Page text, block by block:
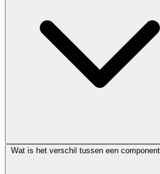
Component-based development is een
Wat is het verschil tussen een